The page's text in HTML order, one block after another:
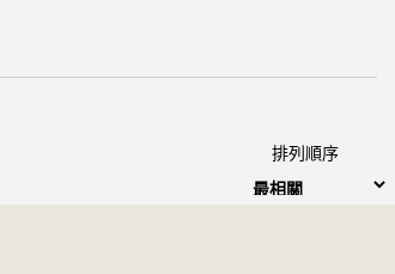
排列順序